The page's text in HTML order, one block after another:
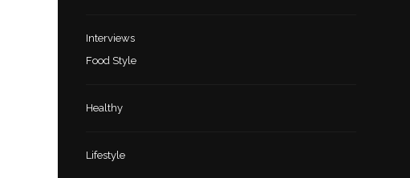
Interviews
Food Style
Healthy
Lifestyle